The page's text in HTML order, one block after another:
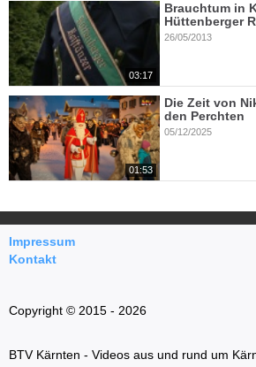
03:17
Brauchtum in
Hüttenberger
26/05/2013
01:53
Die Zeit von
den Perchten
05/12/2025
Impressum
Kontakt
Copyright © 2015 - 2026
BTV Kärnten - Videos aus und rund um